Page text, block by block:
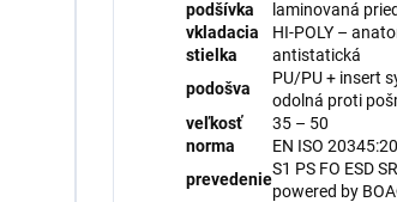
podšívka
laminovaná
vkladacia
stielka
HI-POLY –
antistatická
podošva
PU/PU + insert
odolná proti
veľkosť
35 – 50
norma
EN ISO
prevedenie
S1 PS FO ESD
powered by